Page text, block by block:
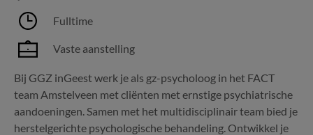
Fulltime
Vaste aanstelling
Bij GGZ inGeest werk je als gz-psycholoog in het FACT
team Amstelveen met cliënten met ernstige psychiatrische
aandoeningen. Samen met het multidisciplinair team bied je
herstelgerichte psychologische behandeling. Ontwikkel je